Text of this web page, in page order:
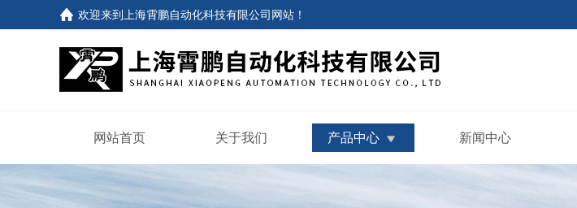
欢迎来到 上海霄鹏自动化科技有限公司网站 ！
网站首页 关于我们 产品中心 新闻中心